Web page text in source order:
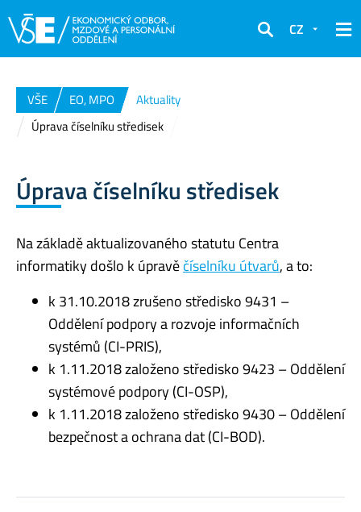
Hledat
CZ
VŠE EO, MPO
Aktuality
Úprava číselníku středisek
Úprava číselníku středisek
Na základě aktualizovaného statutu Centra
informatiky došlo k úpravěčíselníku útvarů, a to:
k 31.10.2018 zrušeno středisko 9431 –
Oddělení podpory a rozvoje informačních
systémů (CI-PRIS),
k 1.11.2018 založeno středisko 9423 – Oddělení
systémové podpory (CI-OSP),
k 1.11.2018 založeno středisko 9430 – Oddělení
bezpečnost a ochrana dat (CI-BOD).